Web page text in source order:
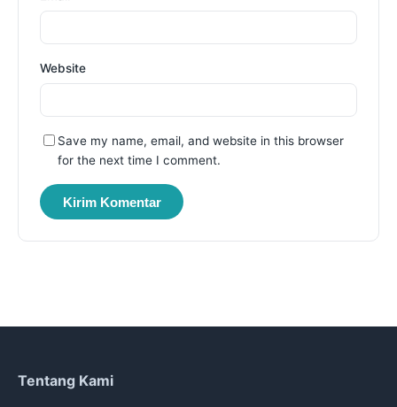
Website
Save my name, email, and website in this browser
for the next time I comment.
Tentang Kami